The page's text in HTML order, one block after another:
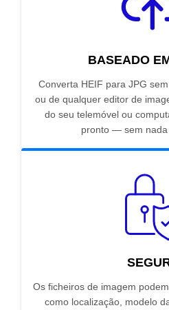
BASEADO
Converta HEIF para JPG
ou de qualquer editor de
do seu telemóvel ou
pronto — sem nada
Os ficheiros de imagem
como localização, modelo